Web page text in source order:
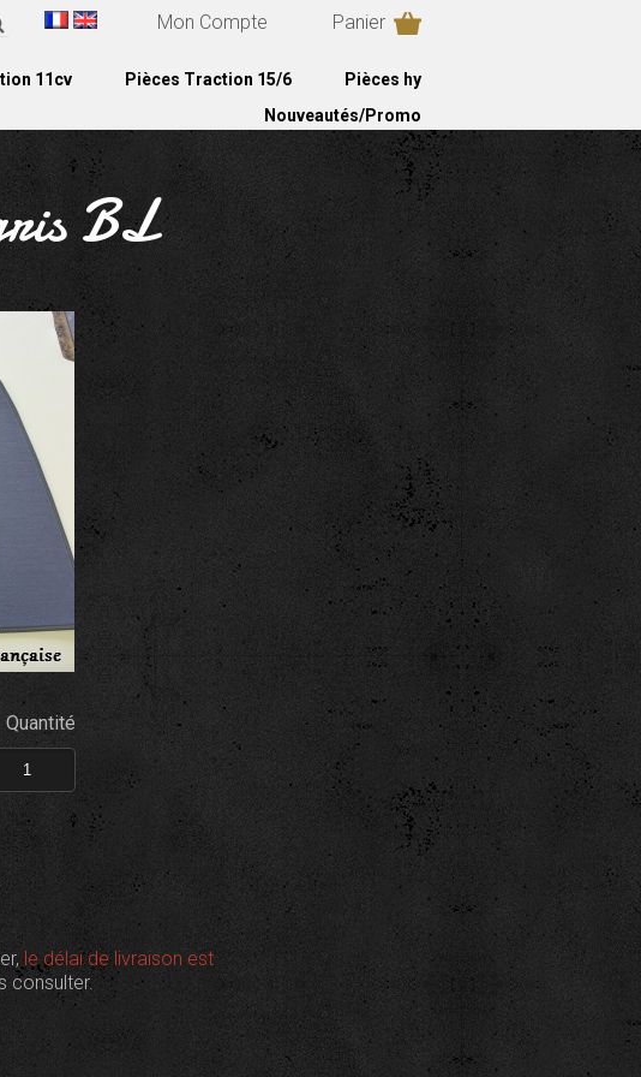
Mon Compte Panier
11cv Pièces Traction 15/6
Pièces hy
Nouveautés/Promo
BL
Quantité
le délai de livraison est
consulter.